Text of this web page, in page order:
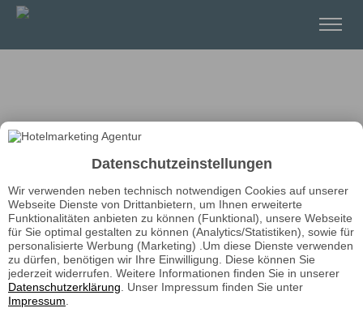
Datenschutzeinstellungen
Wir verwenden neben technisch notwendigen Cookies auf unserer
Webseite Dienste von Drittanbietern, um Ihnen erweiterte
Funktionalitäten anbieten zu können (Funktional), unsere Webseite
für Sie optimal gestalten zu können (Analytics/Statistiken), sowie für
personalisierte Werbung (Marketing) .Um diese Dienste verwenden
zu dürfen, benötigen wir Ihre Einwilligung. Diese können Sie
jederzeit widerrufen. Weitere Informationen finden Sie in unserer
Datenschutzerklärung . Unser Impressum finden Sie unter
Impressum